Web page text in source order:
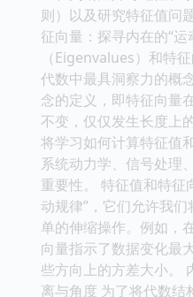
则）以及研究特征值问
征向量：探寻内在的“运
（Eigenvalues）和特
代数中最具洞察力的概
念的定义，即特征向量
不变，仅仅发生长度上
将学习如何计算特征值
系统动力学、信号处理
重要性。 特征值和特征
动规律”，它们允许我
单的伸缩操作。例如，
向量指示了数据变化最
些方向上的方差大小。
离与角度 为了将代数结